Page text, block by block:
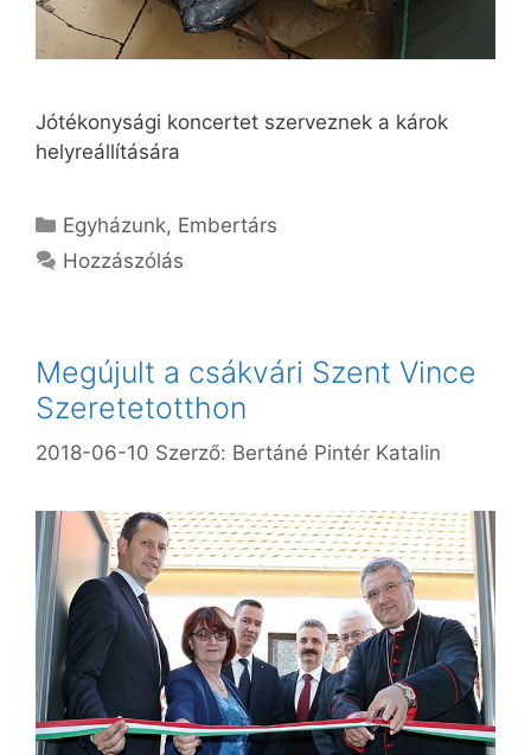
Jótékonysági koncertet szerveznek a károk
helyreállítására
Kategória
Egyházunk, Embertárs
Hozzászólás
Megújult a csákvári Szent Vince
Szeretetotthon
2018-06-10 Szerző: Bertáné Pintér Katalin